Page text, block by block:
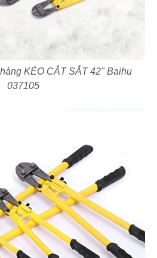
KÉO CẮT SẮT 42" Baihu
037105